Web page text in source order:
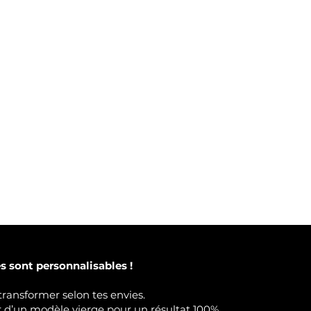
sont personnalisables !
selon tes envies.